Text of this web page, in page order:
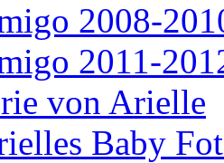
2008-
2011-
von Arielle
Baby